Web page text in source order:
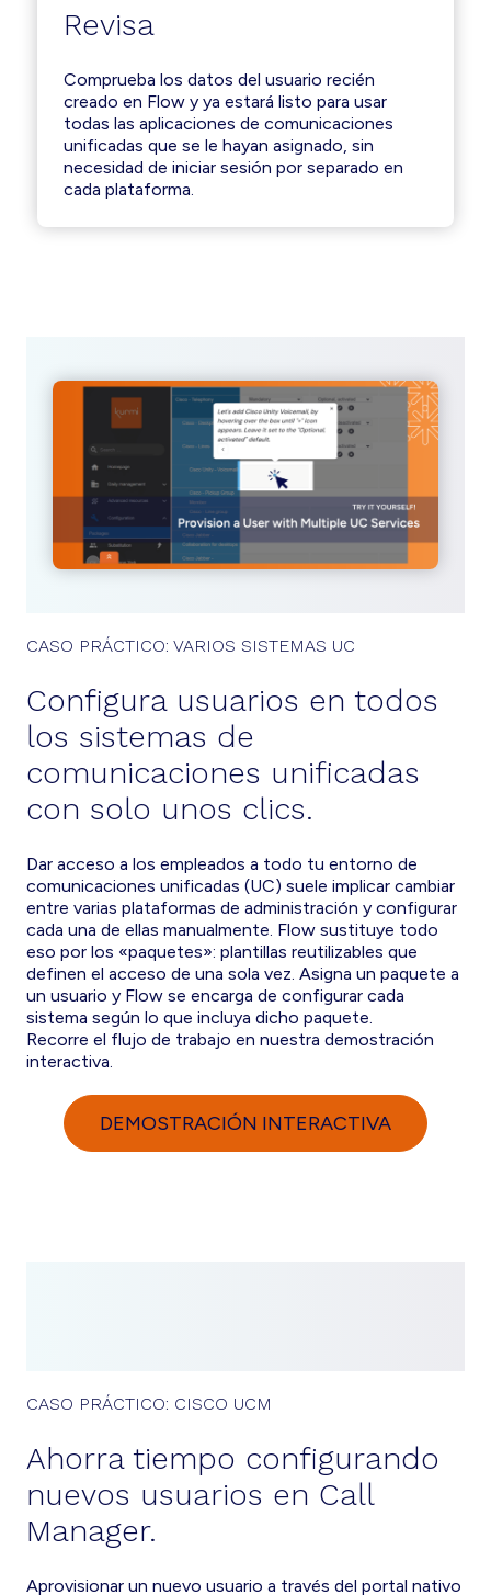
Revisa
Comprueba los datos del usuario recién
creado en Flow y ya estará listo para usar
todas las aplicaciones de comunicaciones
unificadas que se le hayan asignado, sin
necesidad de iniciar sesión por separado en
cada plataforma.
CASO PRÁCTICO: VARIOS SISTEMAS UC
Configura usuarios en todos
los sistemas de
comunicaciones unificadas
con solo unos clics.
Dar acceso a los empleados a todo tu entorno de
comunicaciones unificadas (UC) suele implicar cambiar
entre varias plataformas de administración y configurar
cada una de ellas manualmente. Flow sustituye todo
eso por los «paquetes»: plantillas reutilizables que
definen el acceso de una sola vez. Asigna un paquete a
un usuario y Flow se encarga de configurar cada
sistema según lo que incluya dicho paquete.
Recorre el flujo de trabajo en nuestra demostración
interactiva.
DEMOSTRACIÓN INTERACTIVA
CASO PRÁCTICO: CISCO UCM
Ahorra tiempo configurando
nuevos usuarios en Call
Manager.
Aprovisionar un nuevo usuario a través del portal nativo